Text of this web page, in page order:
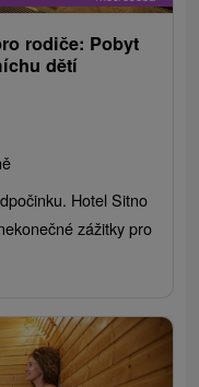
rodiče: Pobyt
dětí
Hotel Sitno
zážitky pro